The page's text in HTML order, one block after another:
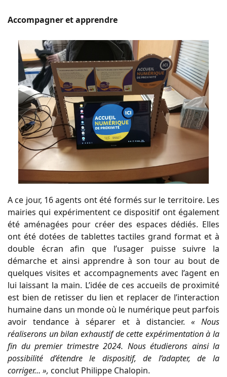
Accompagner et apprendre
A ce jour, 16 agents ont été formés sur le territoire. Les
mairies qui expérimentent ce dispositif ont également
été aménagées pour créer des espaces dédiés. Elles
ont été dotées de tablettes tactiles grand format et à
double écran afin que l’usager puisse suivre la
démarche et ainsi apprendre à son tour au bout de
quelques visites et accompagnements avec l’agent en
lui laissant la main. L’idée de ces accueils de proximité
est bien de retisser du lien et replacer de l’interaction
humaine dans un monde où le numérique peut parfois
avoir tendance à séparer et à distancier. « Nous
réaliserons un bilan exhaustif de cette expérimentation à la
fin du premier trimestre 2024. Nous étudierons ainsi la
possibilité d’étendre le dispositif, de l’adapter, de la
corriger… », conclut Philippe Chalopin.